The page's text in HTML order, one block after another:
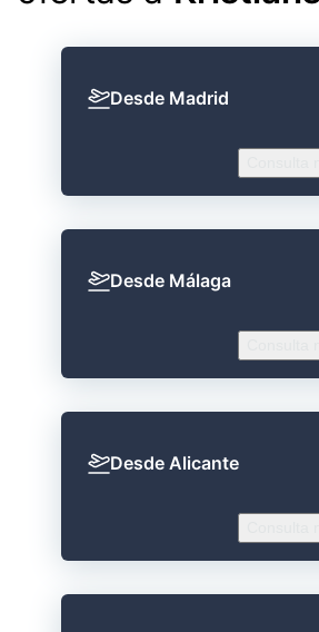
Desde Madrid
Desde Málaga
Desde Alicante